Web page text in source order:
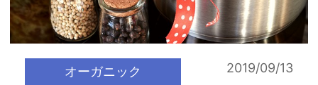
オーガニック 2019/09/13